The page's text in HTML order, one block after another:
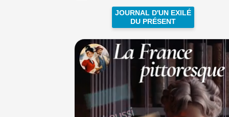
JOURNAL D'UN EXILÉ
DU PRÉSENT